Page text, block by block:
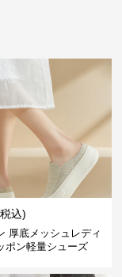
込)
厚底メッシュレディ
ポン軽量シューズ